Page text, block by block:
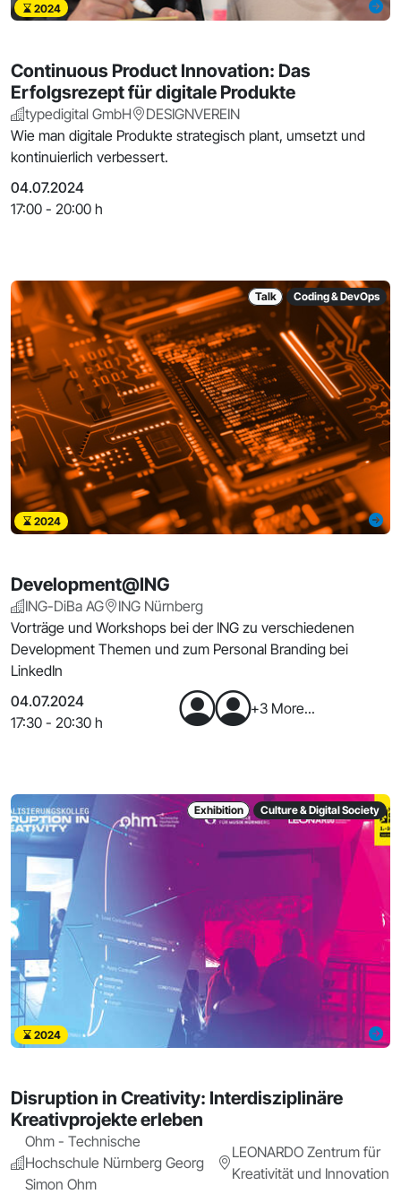
2024
Continuous Product Innovation: Das
Erfolgsrezept für digitale Produkte
typedigital GmbH
DESIGNVEREIN
Wie man digitale Produkte strategisch plant, umsetzt und
kontinuierlich verbessert.
04.07.2024
17:00 - 20:00 h
Talk Coding & DevOps
2024
Development@ING
ING-DiBa AG
ING Nürnberg
Vorträge und Workshops bei der ING zu verschiedenen
Development Themen und zum Personal Branding bei
LinkedIn
04.07.2024
17:30 - 20:30 h
+3 More...
Exhibition Culture & Digital Society
2024
Disruption in Creativity: Interdisziplinäre
Kreativprojekte erleben
Ohm - Technische
Hochschule Nürnberg Georg
Simon Ohm
LEONARDO Zentrum für
Kreativität und Innovation